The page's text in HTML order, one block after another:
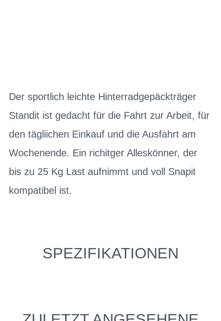
Der sportlich leichte Hinterradgepäckträger
Standit ist gedacht für die Fahrt zur Arbeit, für
den tägliichen Einkauf und die Ausfahrt am
Wochenende. Ein richitger Alleskönner, der
bis zu 25 Kg Last aufnimmt und voll Snapit
kompatibel ist.
SPEZIFIKATIONEN